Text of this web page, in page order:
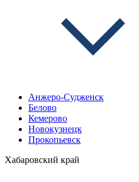
Анжеро-Судженск
Белово
Кемерово
Новокузнецк
Прокопьевск
Хабаровский край